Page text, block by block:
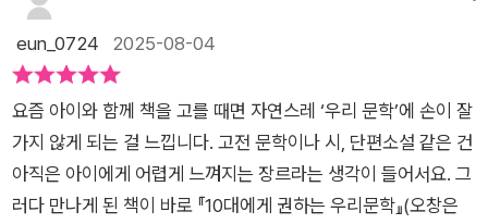
이 책은 출판사(@geuldam)로부터 도서를 제공받아 작성하였습
니다. 귀한 책 감사합니다 💛 #글담출판사 #10대에게권하는시
리즈 #문학추천 #청소년추천도서 #책추천 #국어필독서 #우리
문학 #오창은 #책추천 #누루남매책이야기 #강한엄마 #강한엄
마독서기록장 #초등추천도서
다.♡문학을 왜 공부해야되는지 모르겠다는 10대 우리 자녀와 조
금 시간이 남은데 나도 소설 좀 읽어볼까?라고 생각이 드신 부모
님도 함께 읽어보시길 추천합니다.@strongmom526 @gbb_
mom @geuldam 감사합니다♡#10대에게권하는우리문학#글
담출판사#오창은#문학소설#중고등추천도서#북스타그램
eun_0724 2025-08-04
요즘 아이와 함께 책을 고를 때면 자연스레 ‘우리 문학’에 손이 잘
가지 않게 되는 걸 느낍니다. 고전 문학이나 시, 단편소설 같은 건
아직은 아이에게 어렵게 느껴지는 장르라는 생각이 들어서요. 그
러다 만나게 된 책이 바로 『10대에게 권하는 우리문학』(오창은